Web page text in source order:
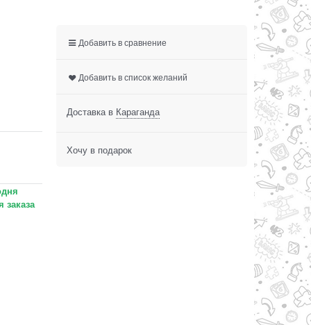
Добавить в сравнение
Добавить в список желаний
Доставка в Караганда
Хочу в подарок